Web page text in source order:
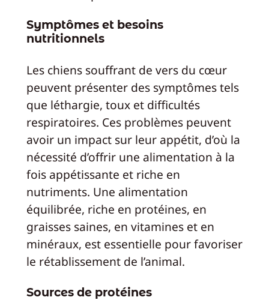
Symptômes et besoins
nutritionnels
Les chiens souffrant de vers du cœur
peuvent présenter des symptômes tels
que léthargie, toux et difficultés
respiratoires. Ces problèmes peuvent
avoir un impact sur leur appétit, d’où la
nécessité d’offrir une alimentation à la
fois appétissante et riche en
nutriments. Une alimentation
équilibrée, riche en protéines, en
graisses saines, en vitamines et en
minéraux, est essentielle pour favoriser
le rétablissement de l’animal.
Sources de protéines